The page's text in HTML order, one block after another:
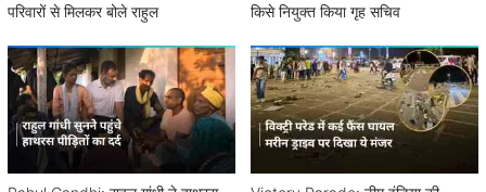
परिवारों से मिलकर बोले राहुल
किसे नियुक्त किया गृह सचिव